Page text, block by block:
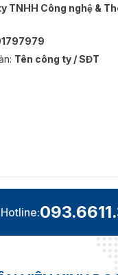
TNHH Công nghệ &
Tên công ty / SĐT
Hotline: